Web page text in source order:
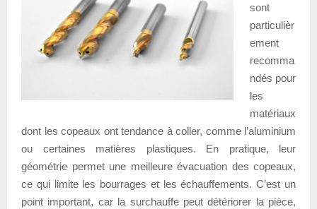
sont
particulièr
ement
recomma
ndés pour
les
matériaux
dont les copeaux ont tendance à coller, comme l’aluminium
ou certaines matières plastiques. En pratique, leur
géométrie permet une meilleure évacuation des copeaux,
ce qui limite les bourrages et les échauffements. C’est un
point important, car la surchauffe peut détériorer la pièce,